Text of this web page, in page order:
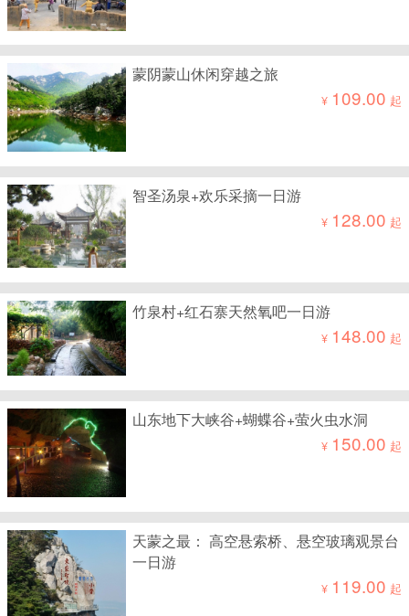
蒙阴蒙山休闲穿越之旅
¥ 109.00 起
智圣汤泉+欢乐采摘一日游
¥ 128.00 起
竹泉村+红石寨天然氧吧一日游
¥ 148.00 起
山东地下大峡谷+蝴蝶谷+萤火虫水洞
¥ 150.00 起
天蒙之最： 高空悬索桥、悬空玻璃观景台
一日游
¥ 119.00 起